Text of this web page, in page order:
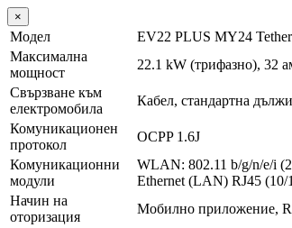
×
Модел
EV22 PLUS MY24
Максимална
мощност
22.1 kW (трифазно), 32
Свързване към
електромобила
Кабел, стандартна
Комуникационен
протокол
OCPP 1.6J
Комуникационни
модули
WLAN: 802.11 b/g/n/e/i
Ethernet (LAN) RJ45
Начин на
оторизация
Мобилно приложение,